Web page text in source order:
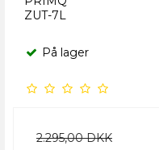
ZUT-7L
På lager
2.295,00 DKK